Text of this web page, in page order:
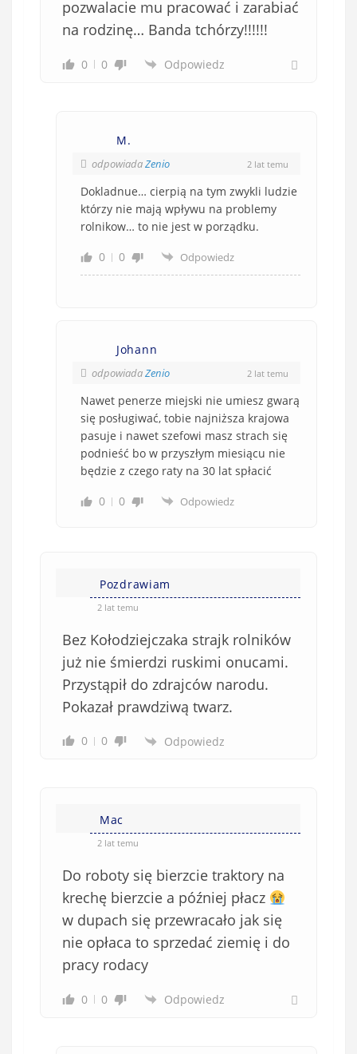
pozwalacie mu pracować i zarabiać
na rodzinę… Banda tchórzy!!!!!!
0 0 Odpowiedz
M.
odpowiadaZenio 2 lat temu
Dokladnue… cierpią na tym zwykli ludzie
którzy nie mają wpływu na problemy
rolnikow… to nie jest w porządku.
0
0 Odpowiedz
Johann
odpowiadaZenio 2 lat temu
Nawet penerze miejski nie umiesz gwarą
się posługiwać, tobie najniższa krajowa
pasuje i nawet szefowi masz strach się
podnieść bo w przyszłym miesiącu nie
będzie z czego raty na 30 lat spłacić
0
0 Odpowiedz
Pozdrawiam
2 lat temu
Bez Kołodziejczaka strajk rolników
już nie śmierdzi ruskimi onucami.
Przystąpił do zdrajców narodu.
Pokazał prawdziwą twarz.
0 0 Odpowiedz
Mac
2 lat temu
Do roboty się bierzcie traktory na
krechę bierzcie a później płacz
w dupach się przewracało jak się
nie opłaca to sprzedać ziemię i do
pracy rodacy
0 0 Odpowiedz